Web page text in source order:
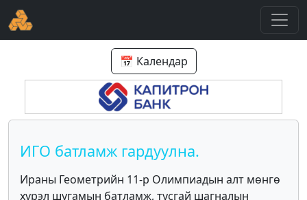
📅 Календар
ИГО батламж гардуулна.
Ираны Геометрийн 11-р Олимпиадын алт мөнгө
хүрэл шугамын батламж, тусгай шагналын